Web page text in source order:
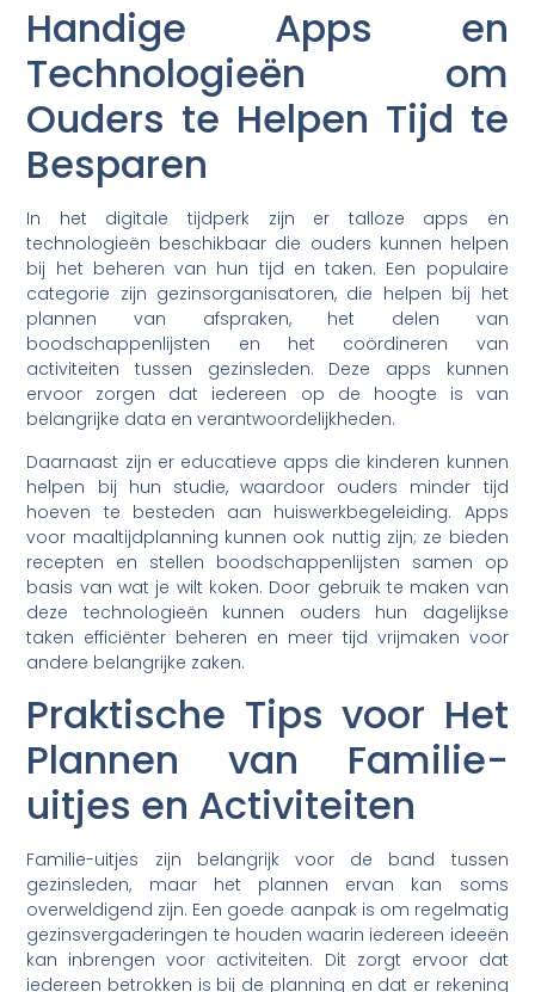
Handige Apps en
Technologieën om
Ouders te Helpen Tijd te
Besparen
In het digitale tijdperk zijn er talloze apps en
technologieën beschikbaar die ouders kunnen helpen
bij het beheren van hun tijd en taken. Een populaire
categorie zijn gezinsorganisatoren, die helpen bij het
plannen van afspraken, het delen van
boodschappenlijsten en het coördineren van
activiteiten tussen gezinsleden. Deze apps kunnen
ervoor zorgen dat iedereen op de hoogte is van
belangrijke data en verantwoordelijkheden.
Daarnaast zijn er educatieve apps die kinderen kunnen
helpen bij hun studie, waardoor ouders minder tijd
hoeven te besteden aan huiswerkbegeleiding. Apps
voor maaltijdplanning kunnen ook nuttig zijn; ze bieden
recepten en stellen boodschappenlijsten samen op
basis van wat je wilt koken. Door gebruik te maken van
deze technologieën kunnen ouders hun dagelijkse
taken efficiënter beheren en meer tijd vrijmaken voor
andere belangrijke zaken.
Praktische Tips voor Het
Plannen van Familie-
uitjes en Activiteiten
Familie-uitjes zijn belangrijk voor de band tussen
gezinsleden, maar het plannen ervan kan soms
overweldigend zijn. Een goede aanpak is om regelmatig
gezinsvergaderingen te houden waarin iedereen ideeën
kan inbrengen voor activiteiten. Dit zorgt ervoor dat
iedereen betrokken is bij de planning en dat er rekening